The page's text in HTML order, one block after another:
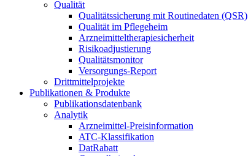
Qualität
Qualitätssicherung mit Routinedaten (QSR)
Qualität im Pflegeheim
Arzneimitteltherapiesicherheit
Risikoadjustierung
Qualitätsmonitor
Versorgungs-Report
Drittmittelprojekte
Publikationen & Produkte
Publikationsdatenbank
Analytik
Arzneimittel-Preisinformation
ATC-Klassifikation
DatRabatt